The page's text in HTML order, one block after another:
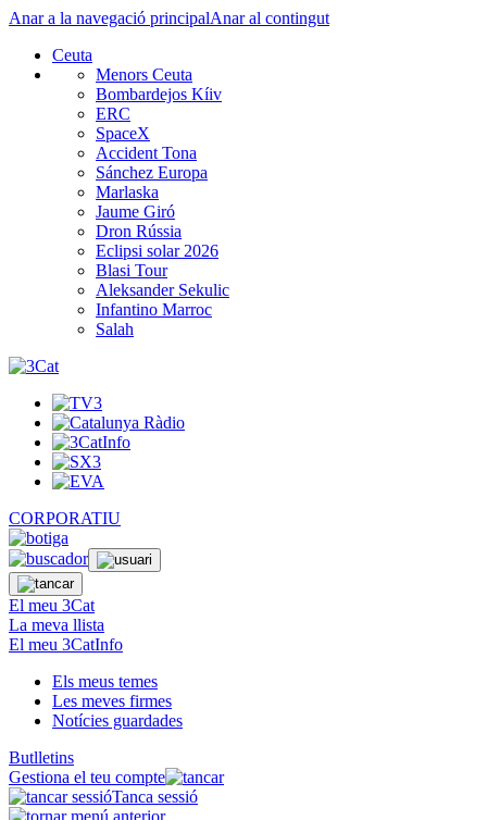
Anar a la navegació principalAnar al contingut
Ceuta
Menors Ceuta
Bombardejos Kíiv
ERC
SpaceX
Accident Tona
Sánchez Europa
Marlaska
Jaume Giró
Dron Rússia
Eclipsi solar 2026
Blasi Tour
Aleksander Sekulic
Infantino Marroc
Salah
CORPORATIU
El meu 3Cat
La meva llista
El meu 3CatInfo
Els meus temes
Les meves firmes
Notícies guardades
Butlletins
Gestiona el teu compte
Tanca sessió